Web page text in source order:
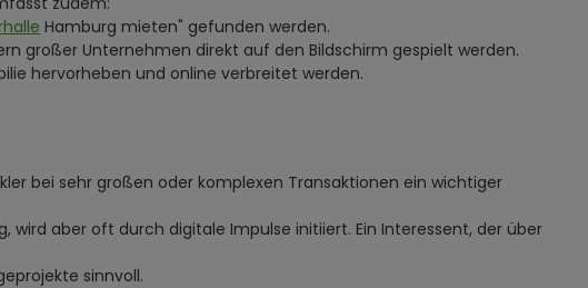
Hamburg mieten" gefunden werden.
großer Unternehmen direkt auf den Bildschirm gespielt werden.
hervorheben und online verbreitet werden.
bei sehr großen oder komplexen Transaktionen ein wichtiger
aber oft durch digitale Impulse initiiert. Ein Interessent, der über
sinnvoll.